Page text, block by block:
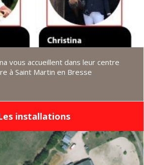
vous accueillent dans leur centre
à Saint Martin en Bresse
installations